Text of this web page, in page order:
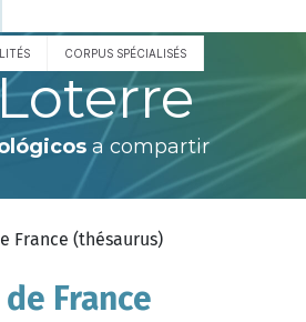
CORPUS SPÉCIALISÉS
a compartir
France (thésaurus)
France